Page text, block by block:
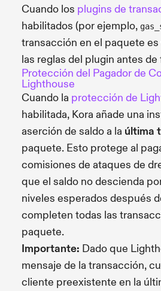
Cuando los plugins de
habilitados (por ejemplo,
transacción en el paquete es
las reglas del plugin antes de
Protección del Pagador de
Lighthouse
Cuando la protección de
habilitada, Kora añade una
aserción de saldo a la última
paquete. Esto protege al
comisiones de ataques de
que el saldo no descienda
niveles esperados después
completen todas las
paquete.
Importante: Dado que
mensaje de la transacción,
cliente preexistente en la